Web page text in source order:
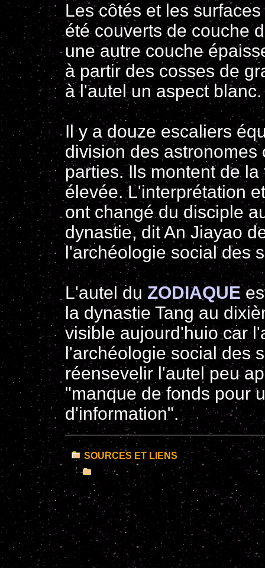
Les côtés et les
été couverts de couche
une autre couche
à partir des cosses de
à l'autel un aspect blanc.
Il y a douze escaliers
division des
parties. Ils montent de
élevée. L'interprétation
ont changé du disciple
dynastie, dit An Jiayao
l'archéologie social des
L'autel duZODIAQUE
la dynastie Tang au
visible aujourd'huio car
l'archéologie social des
réensevelir l'autel peu
"manque de fonds pour
d'information".
SOURCES ET LIENS